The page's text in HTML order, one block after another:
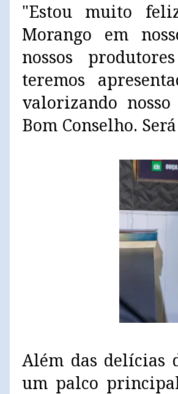
"Estou muito
Morango em
nossos
teremos
valorizando
Bom Conselho.
Além das delícias
um palco